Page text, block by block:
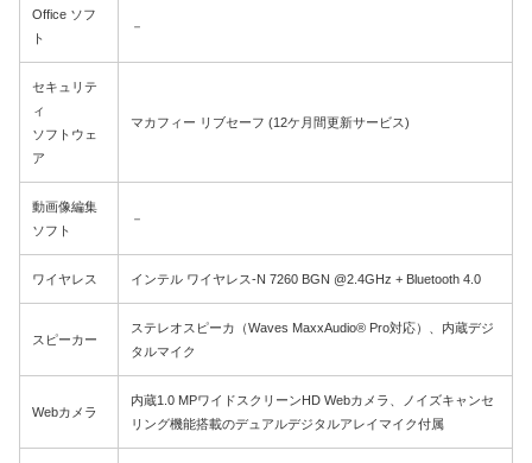
Office ソフ
ト
－
セキュリテ
ィ
ソフトウェ
ア
マカフィー リブセーフ (12ケ月間更新サービス)
動画像編集
ソフト
－
ワイヤレス インテル ワイヤレス-N 7260 BGN @2.4GHz + Bluetooth 4.0
スピーカー
ステレオスピーカ（Waves MaxxAudio® Pro対応）、内蔵デジ
タルマイク
Webカメラ
内蔵1.0 MPワイドスクリーンHD Webカメラ、ノイズキャンセ
リング機能搭載のデュアルデジタルアレイマイク付属